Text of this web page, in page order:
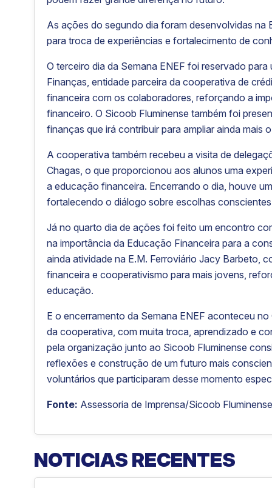
As ações do segundo dia foram desenvolvidas
para troca de experiências e fortalecimento de
O terceiro dia da Semana ENEF foi reservado
Finanças, entidade parceira da cooperativa de
financeira com os colaboradores, reforçando a
financeiro. O Sicoob Fluminense também foi
finanças que irá contribuir para ampliar ainda
A cooperativa também recebeu a visita de
Chagas, o que proporcionou aos alunos uma
a educação financeira. Encerrando o dia, houve
fortalecendo o diálogo sobre escolhas
Já no quarto dia de ações foi feito um encontro
na importância da Educação Financeira para a
ainda atividade na E.M. Ferroviário Jacy Barbeto,
financeira e cooperativismo para mais jovens,
educação.
E o encerramento da Semana ENEF aconteceu
da cooperativa, com muita troca, aprendizado e
pela organização junto ao Sicoob Fluminense
reflexões e construção de um futuro mais
voluntários que participaram desse momento
Fonte: Assessoria de Imprensa/Sicoob
NOTICIAS RECENTES